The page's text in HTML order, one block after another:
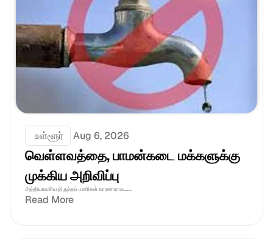
உள்ளூர் Aug 6, 2026
வெள்ளவத்தை, பாமன்கடை மக்களுக்கு
முக்கிய அறிவிப்பு
அத்தியாவசிய திருத்தப் பணிகள் காரணமாக.......
Read More